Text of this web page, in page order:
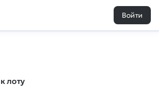
Войти
лоту
116 0